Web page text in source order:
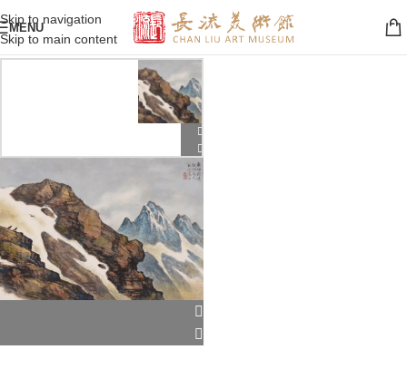
Skip to navigation
Skip to main content
MENU